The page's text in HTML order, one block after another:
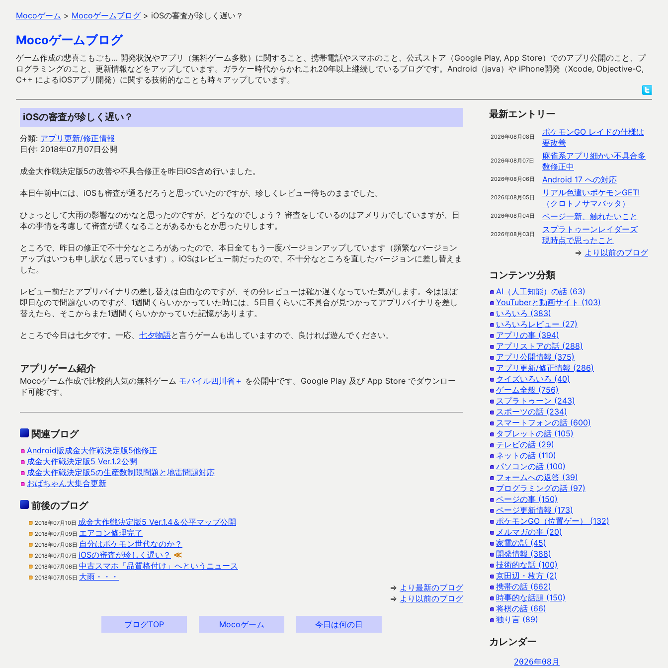
Mocoゲーム > Mocoゲームブログ > iOSの審査が珍しく遅い？
Mocoゲームブログ
ゲーム作成の悲喜こもごも… 開発状況やアプリ（無料ゲーム多数）に関すること、携帯電話やスマホのこと、公式ストア（Google Play, App Store）でのアプリ公開のこと、プ
ログラミングのこと、更新情報などをアップしています。ガラケー時代からかれこれ20年以上継続しているブログです。Android（java）や iPhone開発（Xcode, Objective-C,
C++ によるiOSアプリ開発）に関する技術的なことも時々アップしています。
iOSの審査が珍しく遅い？
分類: アプリ更新/修正情報
日付: 2018年07月07日公開
成金大作戦決定版5の改善や不具合修正を昨日iOS含め行いました。
本日午前中には、iOSも審査が通るだろうと思っていたのですが、珍しくレビュー待ちのままでした。
ひょっとして大雨の影響なのかなと思ったのですが、どうなのでしょう？ 審査をしているのはアメリカでしていますが、日
本の事情を考慮して審査が遅くなることがあるかもとか思ったりします。
ところで、昨日の修正で不十分なところがあったので、本日全てもう一度バージョンアップしています（頻繁なバージョン
アップはいつも申し訳なく思っています）。iOSはレビュー前だったので、不十分なところを直したバージョンに差し替えま
した。
レビュー前だとアプリバイナリの差し替えは自由なのですが、その分レビューは確か遅くなっていた気がします。今はほぼ
即日なので問題ないのですが、1週間くらいかかっていた時には、5日目くらいに不具合が見つかってアプリバイナリを差し
替えたら、そこからまた1週間くらいかかっていた記憶があります。
ところで今日は七夕です。一応、 七夕物語と言うゲームも出していますので、良ければ遊んでください。
アプリゲーム紹介
Mocoゲーム作成で比較的人気の無料ゲーム モバイル四川省＋ を公開中です。Google Play 及び App Store でダウンロー
ド可能です。
関連ブログ
Android版成金大作戦決定版5他修正
成金大作戦決定版5 Ver.1.2公開
成金大作戦決定版5の生産数制限問題と地雷問題対応
おばちゃん大集合更新
前後のブログ
2018年07月10日 成金大作戦決定版5 Ver.1.4＆公平マップ公開
2018年07月09日 エアコン修理完了
2018年07月08日 自分はポケモン世代なのか？
2018年07月07日 iOSの審査が珍しく遅い？ ≪
2018年07月06日 中古スマホ「品質格付け」へというニュース
2018年07月05日 大雨・・・
⇒ より最新のブログ
⇒ より以前のブログ
ブログTOP Mocoゲーム 今日は何の日
最新エントリー
2026年08月08日
ポケモンGO レイドの仕様は
要改善
2026年08月07日
麻雀系アプリ細かい不具合多
数修正中
2026年08月06日 Android 17 への対応
2026年08月05日
リアル色違いポケモンGET!
（クロトノサマバッタ）
2026年08月04日 ページ一新、触れたいこと
2026年08月03日
スプラトゥーンレイダーズ
現時点で思ったこと
⇒ より以前のブログ
コンテンツ分類
AI（人工知能）の話 (63)
YouTuberと動画サイト (103)
いろいろ (383)
いろいろレビュー (27)
アプリの事 (394)
アプリストアの話 (288)
アプリ公開情報 (375)
アプリ更新/修正情報 (286)
クイズいろいろ (40)
ゲーム全般 (756)
スプラトゥーン (243)
スポーツの話 (234)
スマートフォンの話 (600)
タブレットの話 (105)
テレビの話 (29)
ネットの話 (110)
パソコンの話 (100)
フォームへの返答 (39)
プログラミングの話 (97)
ページの事 (150)
ページ更新情報 (173)
ポケモンGO（位置ゲー） (132)
メルマガの事 (20)
家電の話 (45)
開発情報 (388)
技術的な話 (100)
京田辺・枚方 (2)
携帯の話 (662)
時事的な話題 (150)
将棋の話 (66)
独り言 (89)
カレンダー
2026年08月